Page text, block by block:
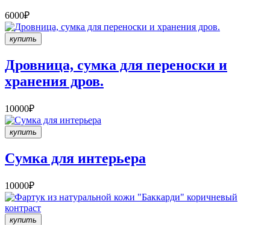
6000₽
купить
Дровница, сумка для переноски и
хранения дров.
10000₽
купить
Cумка для интерьера
10000₽
купить